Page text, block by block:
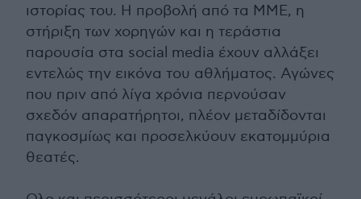
ιστορίας του. Η προβολή από τα ΜΜΕ, η
στήριξη των χορηγών και η τεράστια
παρουσία στα social media έχουν αλλάξει
εντελώς την εικόνα του αθλήματος. Αγώνες
που πριν από λίγα χρόνια περνούσαν
σχεδόν απαρατήρητοι, πλέον μεταδίδονται
παγκοσμίως και προσελκύουν εκατομμύρια
θεατές.